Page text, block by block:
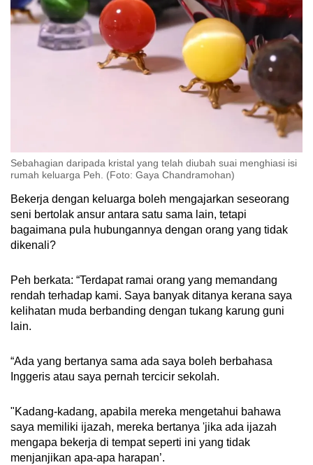
Sebahagian daripada kristal yang telah diubah suai menghiasi isi
rumah keluarga Peh. (Foto: Gaya Chandramohan)
Bekerja dengan keluarga boleh mengajarkan seseorang
seni bertolak ansur antara satu sama lain, tetapi
bagaimana pula hubungannya dengan orang yang tidak
dikenali?
Peh berkata: “Terdapat ramai orang yang memandang
rendah terhadap kami. Saya banyak ditanya kerana saya
kelihatan muda berbanding dengan tukang karung guni
lain.
“Ada yang bertanya sama ada saya boleh berbahasa
Inggeris atau saya pernah tercicir sekolah.
"Kadang-kadang, apabila mereka mengetahui bahawa
saya memiliki ijazah, mereka bertanya 'jika ada ijazah
mengapa bekerja di tempat seperti ini yang tidak
menjanjikan apa-apa harapan’.